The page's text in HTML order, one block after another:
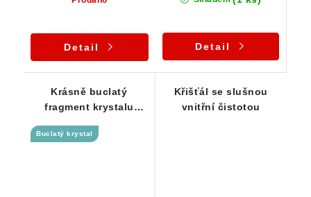
Detail Detail
Krásně buclatý
fragment krystalu
Buclatý krystal
Křišťál se slušnou
vnitřní čistotou